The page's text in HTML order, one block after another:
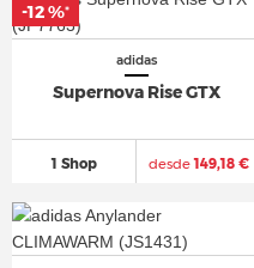
adidas
Supernova Rise GTX
1 Shop desde149,18 €
-12 %*